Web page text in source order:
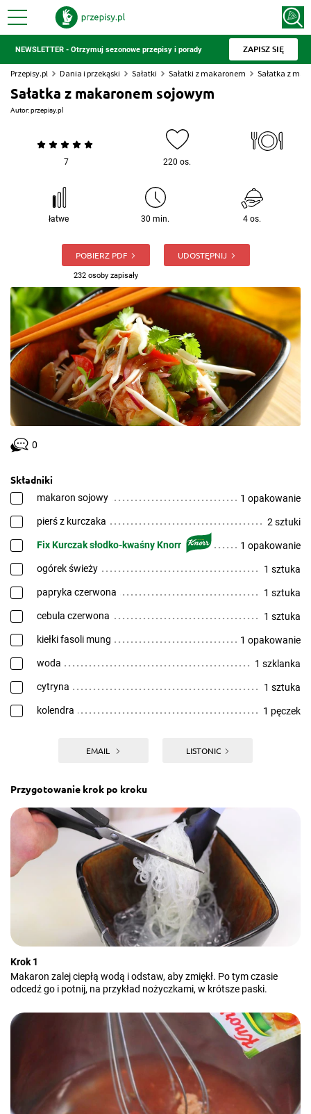
NEWSLETTER - Otrzymuj sezonowe przepisy i porady ZAPISZ SIĘ
Przepisy.pl Dania i przekąski Sałatki Sałatki z makaronem Sałatka z
Sałatka z makaronem sojowym
Autor:przepisy.pl
7 220 os.
łatwe 30 min. 4 os.
POBIERZ PDF
232 osoby zapisały
UDOSTĘPNIJ
0
Składniki
makaron sojowy 1 opakowanie
pierś z kurczaka 2 sztuki
Fix Kurczak słodko-kwaśny Knorr 1 opakowanie
ogórek świeży 1 sztuka
papryka czerwona 1 sztuka
cebula czerwona 1 sztuka
kiełki fasoli mung 1 opakowanie
woda 1 szklanka
cytryna 1 sztuka
kolendra 1 pęczek
EMAIL LISTONIC
Przygotowanie krok po kroku
Krok 1
Makaron zalej ciepłą wodą i odstaw, aby zmiękł. Po tym czasie
odcedź go i potnij, na przykład nożyczkami, w krótsze paski.